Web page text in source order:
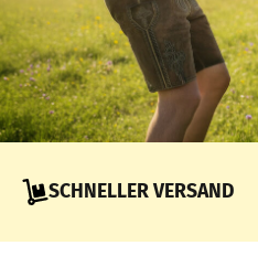
SCHNELLER VERSAND